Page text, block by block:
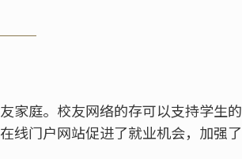
家庭。校友网络的存可以支持学生的
线门户网站促进了就业机会，加强了